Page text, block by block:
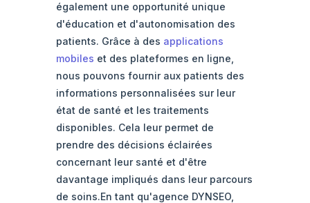
également une opportunité unique
d'éducation et d'autonomisation des
patients. Grâce à des applications
mobiles et des plateformes en ligne,
nous pouvons fournir aux patients des
informations personnalisées sur leur
état de santé et les traitements
disponibles. Cela leur permet de
prendre des décisions éclairées
concernant leur santé et d'être
davantage impliqués dans leur parcours
de soins.En tant qu'agence DYNSEO,